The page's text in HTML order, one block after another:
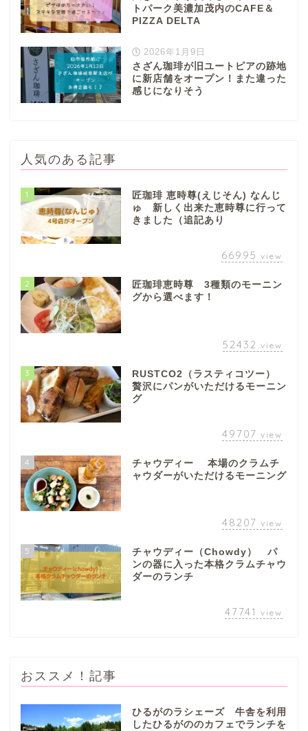
トパーク美濃加茂内のCAFE＆
PIZZA DELTA
2026年1月9日
さざん珈琲が旧ユートピアの跡地
に新店舗をオープン！また違った
感じになりそう
人気のある記事
1
匠珈琲 恵時尊(えじそん) なんじ
ゅ 新しく出来た恵時尊に行って
きました（追記あり
66995 view
2
匠珈琲恵時尊 3種類のモーニン
グから選べます！
52432 view
3
RUSTCO2（ラスティコツー）
贅沢にパンがいただけるモーニン
グ
49707 view
4
チャウディー 本場のクラムチ
ャウダーがいただけるモーニング
48207 view
5
チャウディー（Chowdy） パ
ンの器に入った本格クラムチャウ
ダーのランチ
47741 view
おススメ！記事
ひるがのラシェーズ 牛舎を利用
したひるがののカフェでランチを